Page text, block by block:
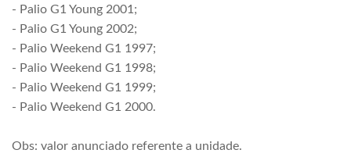
- Palio G1 Young 2001;
- Palio G1 Young 2002;
- Palio Weekend G1 1997;
- Palio Weekend G1 1998;
- Palio Weekend G1 1999;
- Palio Weekend G1 2000.
Obs: valor anunciado referente a unidade.